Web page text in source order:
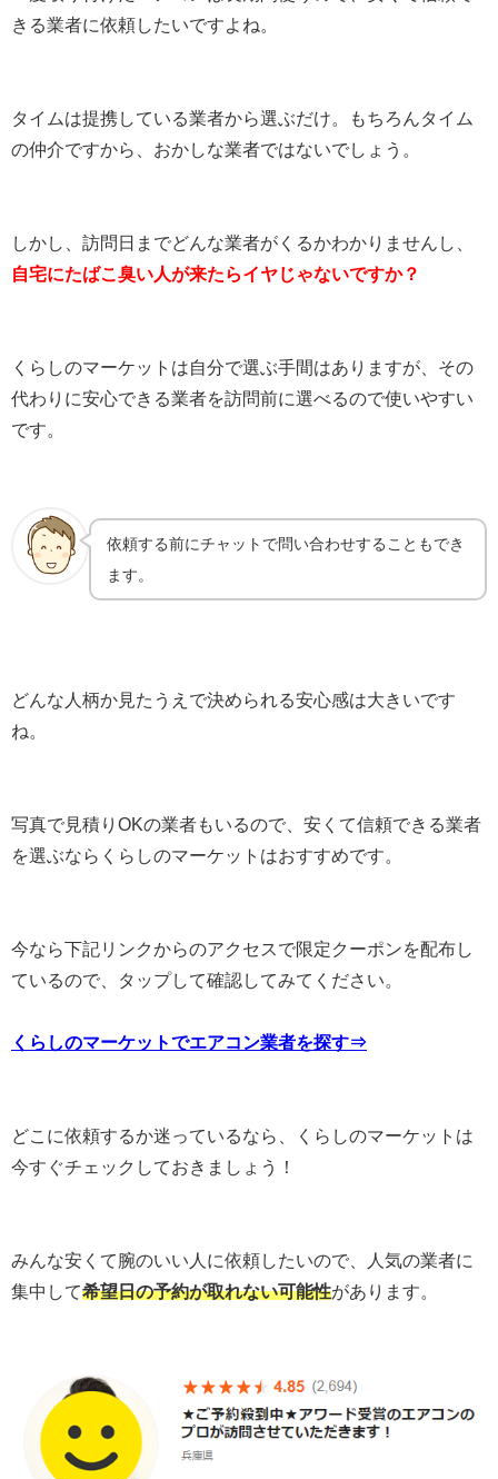
きる業者に依頼したいですよね。
タイムは提携している業者から選ぶだけ。もちろんタイム
の仲介ですから、おかしな業者ではないでしょう。
しかし、訪問日までどんな業者がくるかわかりませんし、
自宅にたばこ臭い人が来たらイヤじゃないですか？
くらしのマーケットは自分で選ぶ手間はありますが、その
代わりに安心できる業者を訪問前に選べるので使いやすい
です。
依頼する前にチャットで問い合わせすることもでき
ます。
どんな人柄か見たうえで決められる安心感は大きいです
ね。
写真で見積りOKの業者もいるので、安くて信頼できる業者
を選ぶならくらしのマーケットはおすすめです。
今なら下記リンクからのアクセスで限定クーポンを配布し
ているので、タップして確認してみてください。
くらしのマーケットでエアコン業者を探す⇒
どこに依頼するか迷っているなら、くらしのマーケットは
今すぐチェックしておきましょう！
みんな安くて腕のいい人に依頼したいので、人気の業者に
集中して希望日の予約が取れない可能性があります。